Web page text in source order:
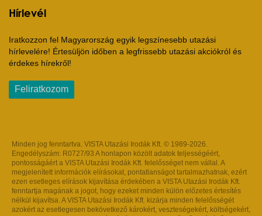
Hírlevél
Iratkozzon fel Magyarország egyik legszínesebb utazási
hírlevelére! Értesüljön időben a legfrissebb utazási akciókról és
érdekes hírekről!
Feliratkozom
Minden jog fenntartva. VISTA Utazási Irodák Kft. © 1989-2026.
Engedélyszám: R0727/93 A honlapon közölt adatok teljességéért,
pontosságáért a VISTA Utazási Irodák Kft. felelősséget nem vállal. A
megjelenített információk elírásokat, pontatlanságot tartalmazhatnak, ezért
ezen esetleges elírások kijavítása érdekében a VISTA Utazási Irodák Kft.
fenntartja magának a jogot, hogy ezeket minden külön előzetes értesítés
nélkül kijavítsa. A VISTA Utazási Irodák Kft. kizárja minden felelősségét
azokért az esetlegesen bekövetkező károkért, veszteségekért, költségekért,